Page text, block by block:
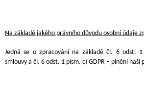
Na základě jakého právního důvodu osobní údaje
Jedná se o zpracování na základě čl. 6 odst.
smlouvy a čl. 6 odst. 1 písm. c) GDPR – plnění naší